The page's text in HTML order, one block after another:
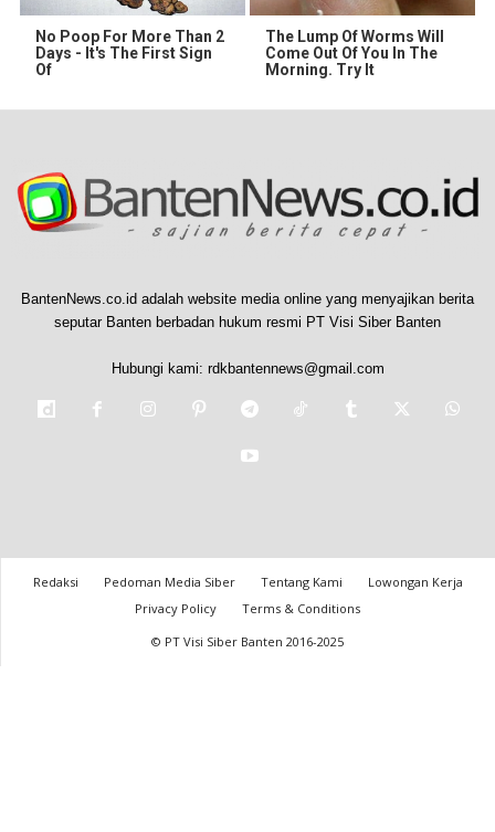
No Poop For More Than 2
Days - It's The First Sign
Of
The Lump Of Worms Will
Come Out Of You In The
Morning. Try It
BantenNews.co.id adalah website media online yang menyajikan berita
seputar Banten berbadan hukum resmi PT Visi Siber Banten
Hubungi kami: rdkbantennews@gmail.com
Redaksi Pedoman Media Siber Tentang Kami
Lowongan Kerja
Privacy Policy
Terms & Conditions
© PT Visi Siber Banten 2016-2025